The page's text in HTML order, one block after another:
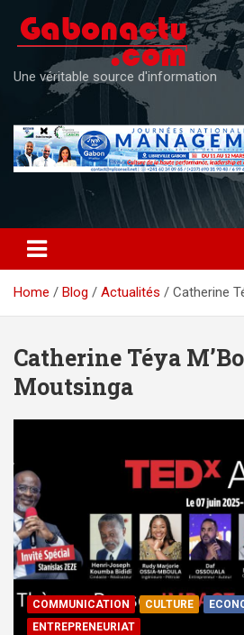
content
Une véritable source d'information
Home Blog Actualités Catherine
Catherine Téya
Moutsinga
COMMUNICATION CULTURE
ENTREPRENEURIAT